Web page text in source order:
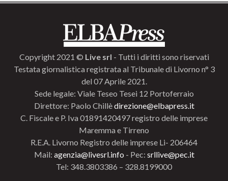
Copyright 2021 © Live srl - Tutti i diritti sono riservati
Testata giornalistica registrata al Tribunale di Livorno n° 3
del 07 Aprile 2021.
Sede legale: Viale Teseo Tesei 12 Portoferraio
Direttore: Paolo Chillèdirezione@elbapress.it
C. Fiscale e P. Iva 01891420497 registro delle imprese
Maremma e Tirreno
R.E.A. Livorno Registro delle imprese Li- 206464
Mail: agenzia@livesrl.info - Pec: srllive@pec.it
Tel: 348.3803386 – 328.8199000